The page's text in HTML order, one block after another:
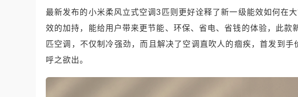
最新发布的小米柔风立式空调3匹则更好诠释了新一级能效如何在
效的加持，能给用户带来更节能、环保、省电、省钱的体验，此款
匹空调，不仅制冷强劲，而且解决了空调直吹人的痼疾，首发到
呼之欲出。